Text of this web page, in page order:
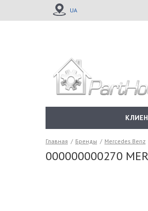
UA
Главная / Бренды / Mercedes Benz
000000000270